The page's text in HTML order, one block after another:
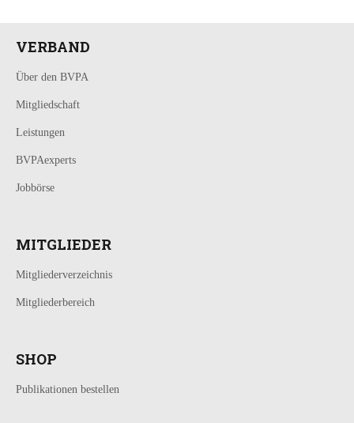
VERBAND
Über den BVPA
Mitgliedschaft
Leistungen
BVPAexperts
Jobbörse
MITGLIEDER
Mitgliederverzeichnis
Mitgliederbereich
SHOP
Publikationen bestellen